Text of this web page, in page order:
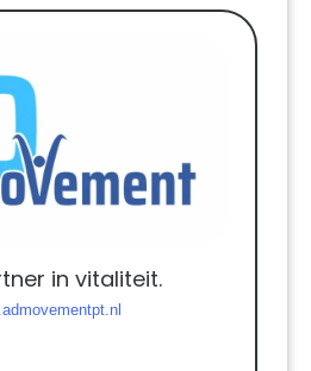
in vitaliteit.